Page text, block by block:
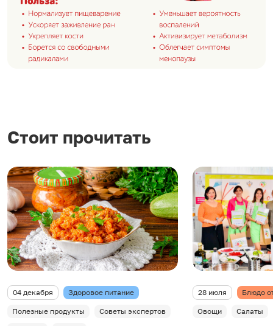
Стоит прочитать
04 декабря Здоровое питание
Полезные продукты
Советы экспертов
28 июля Блюдо
Овощи Салаты